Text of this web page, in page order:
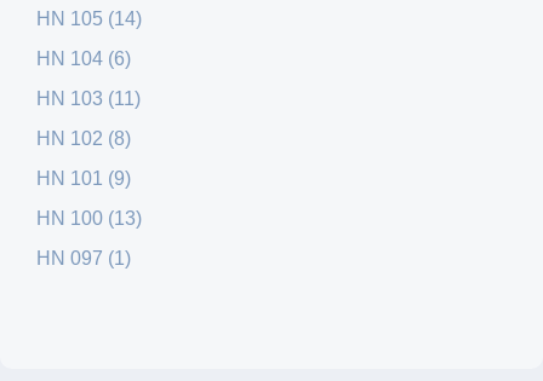
HN 105 (14)
HN 104 (6)
HN 103 (11)
HN 102 (8)
HN 101 (9)
HN 100 (13)
HN 097 (1)